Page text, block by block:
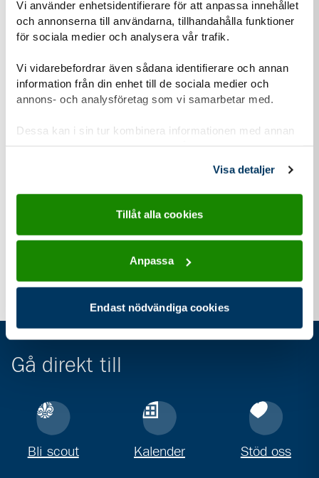
Vi använder enhetsidentifierare för att anpassa innehållet
och annonserna till användarna, tillhandahålla funktioner
för sociala medier och analysera vår trafik.
Vi vidarebefordrar även sådana identifierare och annan
information från din enhet till de sociala medier och
annons- och analysföretag som vi samarbetar med.
Dessa kan i sin tur kombinera informationen med annan
information som du har tillhandahållit eller som de har
Visa detaljer
Tillåt alla cookies
Anpassa
Endast nödvändiga cookies
Se märket i Scoutshopen
För dig som är
Äventyrare 12-15 år
Gå direkt till
Bli scout Kalender Stöd oss